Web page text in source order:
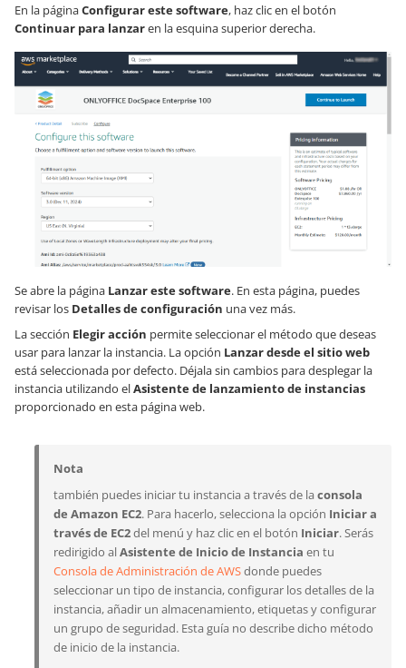
En la páginaConfigurar este software, haz clic en el botón
Continuar para lanzaren la esquina superior derecha.
Se abre la página Lanzar este software. En esta página, puedes
revisar los Detalles de configuración una vez más.
La sección Elegir acción permite seleccionar el método que deseas
usar para lanzar la instancia. La opción Lanzar desde el sitio web
está seleccionada por defecto. Déjala sin cambios para desplegar la
instancia utilizando elAsistente de lanzamiento de instancias
proporcionado en esta página web.
Nota
también puedes iniciar tu instancia a través de la consola
de Amazon EC2. Para hacerlo, selecciona la opción Iniciar a
través de EC2del menú y haz clic en el botón Iniciar. Serás
redirigido alAsistente de Inicio de Instancia en tu
Consola de Administración de AWSdonde puedes
seleccionar un tipo de instancia, configurar los detalles de la
instancia, añadir un almacenamiento, etiquetas y configurar
un grupo de seguridad. Esta guía no describe dicho método
de inicio de la instancia.